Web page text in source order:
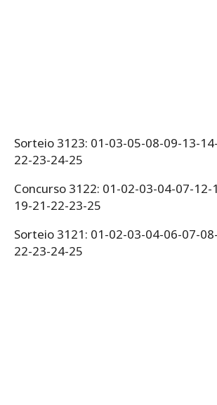
Sorteio 3123: 01-03-05-08-09-13-
22-23-24-25
Concurso 3122: 01-02-03-04-07-
19-21-22-23-25
Sorteio 3121: 01-02-03-04-06-07-
22-23-24-25